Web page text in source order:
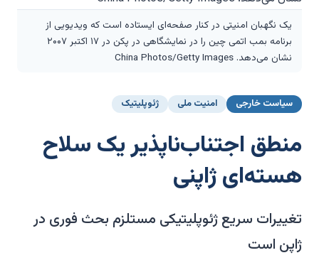
یک نگهبان امنیتی در کنار صفحه‌ای ایستاده است که ویدیویی از
برنامه بمب اتمی چین را در نمایشگاهی در پکن در ۱۷ اکتبر ۲۰۰۷
نشان می‌دهد. China Photos/Getty Images
سیاست خارجی امنیت ملی ژئوپلیتیک
منطق اجتناب‌ناپذیر یک سلاح
هسته‌ای ژاپنی
تغییرات سریع ژئوپلیتیکی مستلزم بحث فوری در
ژاپن است